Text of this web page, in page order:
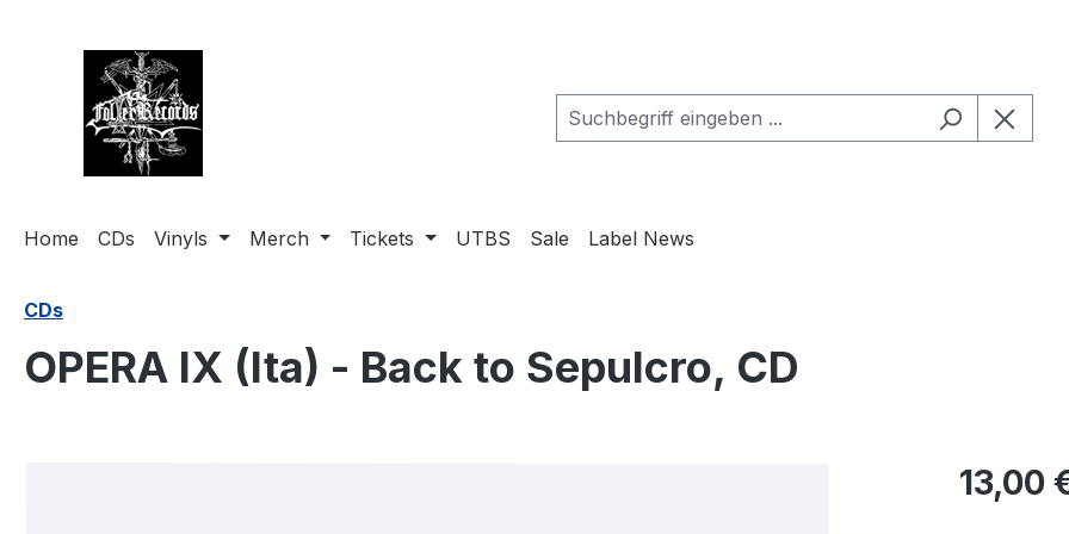
Home CDs Vinyls Merch Tickets UTBS Sale Label News
CDs
OPERA IX (Ita) - Back to Sepulcro, CD
Regulärer
13,00